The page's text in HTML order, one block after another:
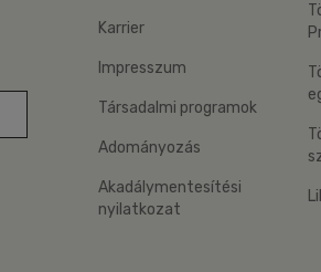
Karrier
Impresszum
Társadalmi programok
Adományozás
Akadálymentesítési
nyilatkozat